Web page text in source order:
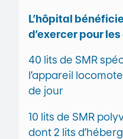
L’hôpital
d’exercer pour
40 lits de SMR
l’appareil
de jour
10 lits de SMR
dont 2 lits